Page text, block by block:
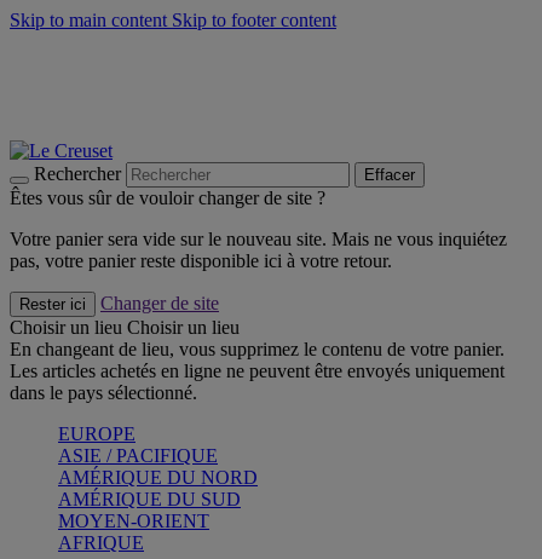
Skip to main content Skip to footer content
Rechercher Effacer
Êtes vous sûr de vouloir changer de site ?
Votre panier sera vide sur le nouveau site. Mais ne vous inquiétez
pas, votre panier reste disponible ici à votre retour.
Rester ici
Changer de site
Choisir un lieu Choisir un lieu
En changeant de lieu, vous supprimez le contenu de votre panier.
Les articles achetés en ligne ne peuvent être envoyés uniquement
dans le pays sélectionné.
EUROPE
ASIE / PACIFIQUE
AMÉRIQUE DU NORD
AMÉRIQUE DU SUD
MOYEN-ORIENT
AFRIQUE